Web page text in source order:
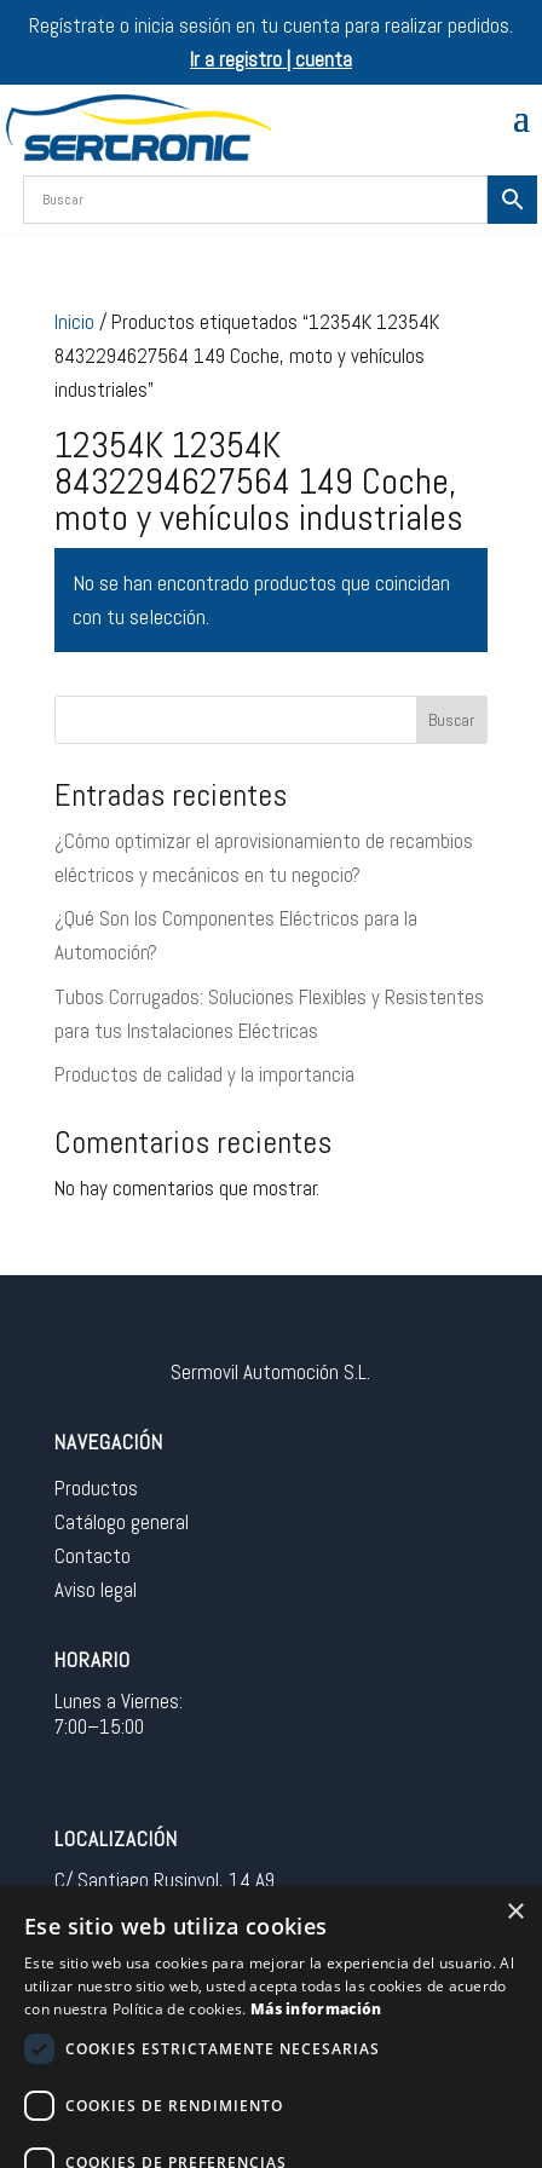
Regístrate o inicia sesión en tu cuenta para realizar pedidos.
Ir a registro | cuenta
Inicio / Productos etiquetados “12354K 12354K
8432294627564 149 Coche, moto y vehículos
industriales”
12354K 12354K
8432294627564 149 Coche,
moto y vehículos industriales
No se han encontrado productos que coincidan
con tu selección.
Buscar
Entradas recientes
¿Cómo optimizar el aprovisionamiento de recambios
eléctricos y mecánicos en tu negocio?
¿Qué Son los Componentes Eléctricos para la
Automoción?
Tubos Corrugados: Soluciones Flexibles y Resistentes
para tus Instalaciones Eléctricas
Productos de calidad y la importancia
Comentarios recientes
No hay comentarios que mostrar.
Sermovil Automoción S.L.
NAVEGACIÓN
Productos
Catálogo general
Contacto
Aviso legal
HORARIO
Lunes a Viernes:
7:00–15:00
LOCALIZACIÓN
C/ Santiago Rusinyol, 14 A9
Spain
CONTACTO
Tel 0034 93 713 37 30
sermovil@sertronic.es
Acceso intranet para representantes
×
Ese sitio web utiliza cookies
Este sitio web usa cookies para mejorar la experiencia del usuario. Al
utilizar nuestro sitio web, usted acepta todas las cookies de acuerdo
con nuestra Política de cookies. Más información
COOKIES ESTRICTAMENTE NECESARIAS
COOKIES DE RENDIMIENTO
COOKIES DE PREFERENCIAS